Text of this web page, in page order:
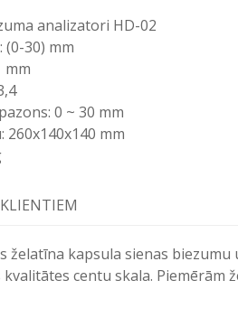
analizatori HD-02
(0-30) mm
mm
0 ~ 30 mm
mm
želatīna kapsula sienas
centu skala. Piemērām